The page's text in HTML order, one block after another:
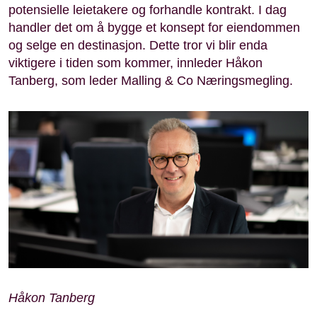
potensielle leietakere og forhandle kontrakt. I dag
handler det om å bygge et konsept for eiendommen
og selge en destinasjon. Dette tror vi blir enda
viktigere i tiden som kommer, innleder Håkon
Tanberg, som leder Malling & Co Næringsmegling.
Håkon Tanberg